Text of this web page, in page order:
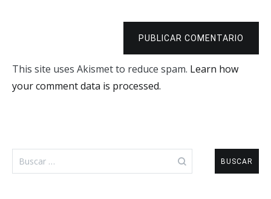
PUBLICAR COMENTARIO
This site uses Akismet to reduce spam. Learn how
your comment data is processed.